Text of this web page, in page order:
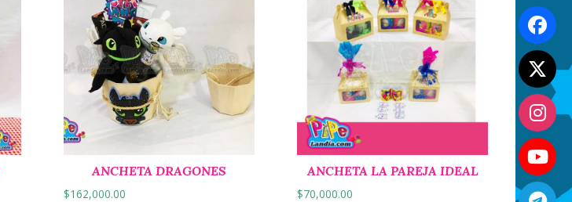
ANCHETA DRAGONES
$162,000.00
ANCHETA LA PAREJA IDEAL
$70,000.00